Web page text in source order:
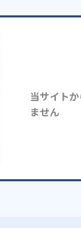
当サイト
ません